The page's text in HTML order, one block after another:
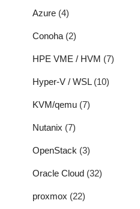
Azure (4)
Conoha (2)
HPE VME / HVM (7)
Hyper-V / WSL(10)
KVM/qemu (7)
Nutanix (7)
OpenStack (3)
Oracle Cloud (32)
proxmox (22)